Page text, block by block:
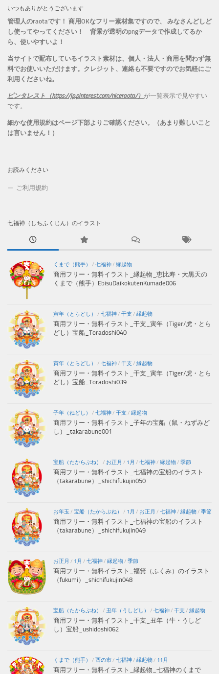
いつもありがとうございます
管理人のraotaです！ 商用OKなフリー素材集ですので、 みなさんどしど
し使ってやってください！ 背景が透明のpngデータで作成してるか
ら、 使いやすいよ！
当サイトで配布しているイラスト素材は、個人・法人・商用を問わず無
料でお使いいただけます。 クレジット、連絡も不要ですのでお気軽にご
利用くださいね。
ピンタレスト（https://jp.pinterest.com/niceraota/） が一覧表示で見やすい
です。
細かな使用規約はページ下部よりご確認ください。（あまり難しいこと
は言いません！）
お読みください
ご利用規約
七福神（しちふくじん）のイラスト
くまで（熊手） / 七福神 / 縁起物
商用フリー・無料イラスト_縁起物_恵比寿・大黒天の
くまで（熊手）EbisuDaikokutenKumade006
寅年（とらどし） / 七福神 / 干支 / 縁起物
商用フリー・無料イラスト_干支_寅年（Tiger/虎・とら
どし）宝船_Toradoshi040
寅年（とらどし） / 七福神 / 干支 / 縁起物
商用フリー・無料イラスト_干支_寅年（Tiger/虎・とら
どし）宝船_Toradoshi039
子年（ねどし） / 七福神 / 干支 / 縁起物
商用フリー・無料イラスト_子年の宝船（鼠・ねずみど
し）_takarabune001
宝船（たからぶね） / お正月 / 1月 / 七福神 / 縁起物 / 季節
商用フリー・無料イラスト_七福神の宝船のイラスト
（takarabune）_shichifukujin050
お年玉 / 宝船（たからぶね） / 1月 / お正月 / 七福神 / 縁起物 / 季節
商用フリー・無料イラスト_七福神の宝船のイラスト
（takarabune）_shichifukujin049
お正月 / 1月 / 七福神 / 縁起物 / 季節
商用フリー・無料イラスト_福箕（ふくみ）のイラスト
（fukumi）_shichifukujin048
宝船（たからぶね） / 丑年（うしどし） / 七福神 / 干支 / 縁起物
商用フリー・無料イラスト_干支_丑年（牛・うしど
し）宝船_ushidoshi062
くまで（熊手） / 酉の市 / 七福神 / 縁起物 / 11月
商用フリー・無料イラスト_縁起物_七福神のくまで